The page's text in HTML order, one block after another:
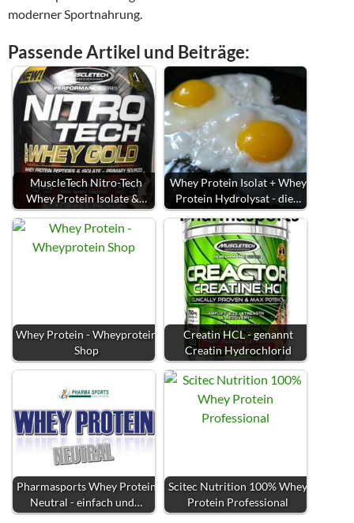
moderner Sportnahrung.
Passende Artikel und Beiträge:
MuscleTech Nitro-Tech
Whey Protein Isolate &…
Whey Protein Isolat + Whey
Protein Hydrolysat - die…
Whey Protein - Wheyprotein
Shop
Creatin HCL - genannt
Creatin Hydrochlorid
Pharmasports Whey Protein
Neutral - einfach und…
Scitec Nutrition 100% Whey
Protein Professional